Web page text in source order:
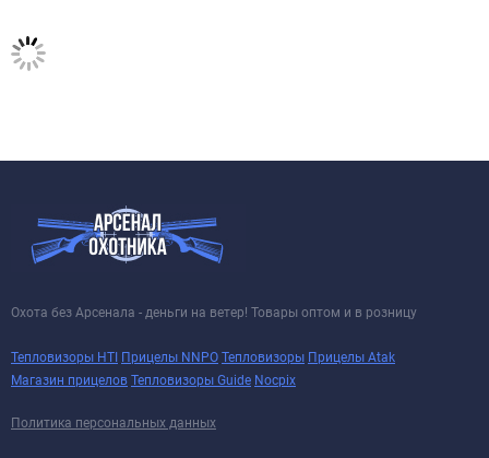
Охота без Арсенала - деньги на ветер! Товары оптом и в розницу
Тепловизоры HTI Прицелы NNPO Тепловизоры Прицелы Atak
Магазин прицелов Тепловизоры Guide Nocpix
Политика персональных данных